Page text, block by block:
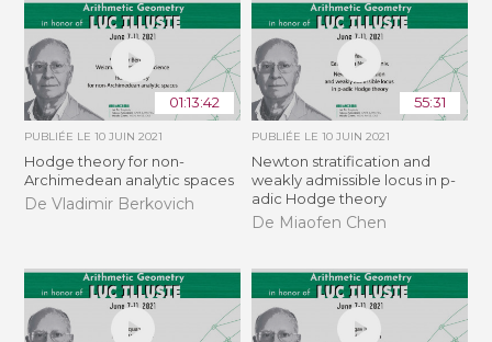
01:13:42
PUBLIÉE LE10 JUIN 2021
Hodge theory for non-
Archimedean analytic spaces
De Vladimir Berkovich
55:31
PUBLIÉE LE 10 JUIN 2021
Newton stratification and
weakly admissible locus in p-
adic Hodge theory
De Miaofen Chen